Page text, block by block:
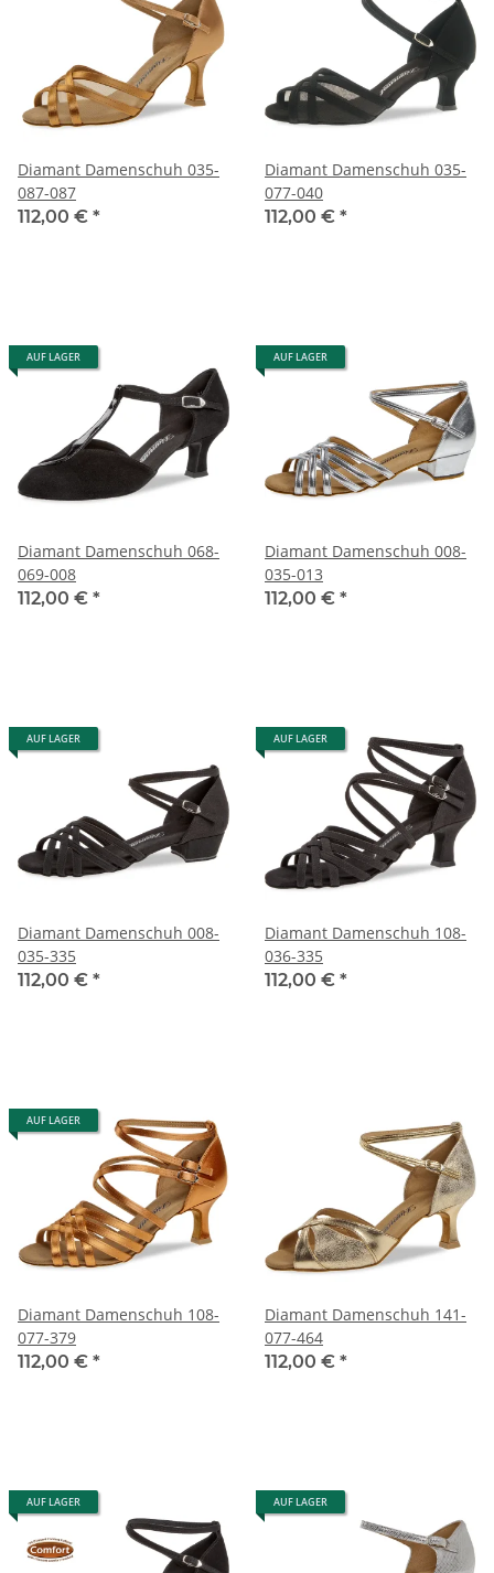
Diamant Damenschuh 035-
087-087
112,00 € *
Diamant Damenschuh 035-
077-040
112,00 € *
AUF LAGER
Diamant Damenschuh 068-
069-008
112,00 € *
AUF LAGER
Diamant Damenschuh 008-
035-013
112,00 € *
AUF LAGER
Diamant Damenschuh 008-
035-335
112,00 € *
AUF LAGER
Diamant Damenschuh 108-
036-335
112,00 € *
AUF LAGER
Diamant Damenschuh 108-
077-379
112,00 € *
Diamant Damenschuh 141-
077-464
112,00 € *
AUF LAGER AUF LAGER